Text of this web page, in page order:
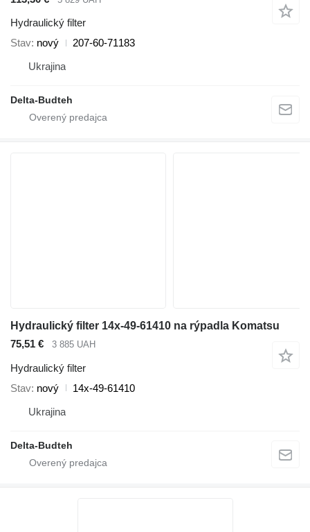
Hydraulický filter
Stav nový
207-60-71183
Ukrajina
Delta-Budteh
Hydraulický filter 14x-49-61410 na rýpadla Komatsu
75,51 €
3 885 UAH
Hydraulický filter
Stav nový
14x-49-61410
Ukrajina
Delta-Budteh